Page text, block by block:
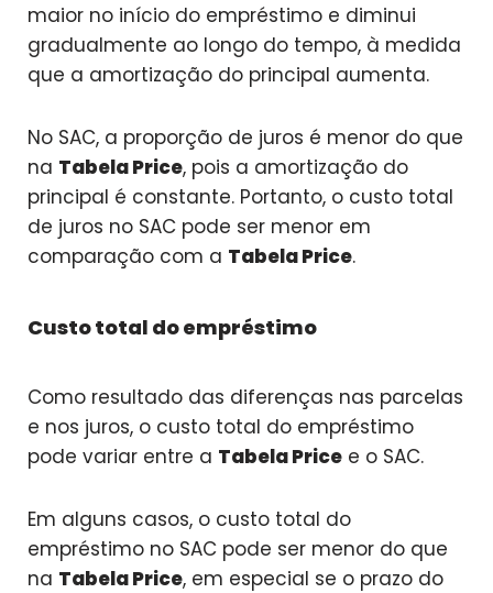
maior no início do empréstimo e diminui
gradualmente ao longo do tempo, à medida
que a amortização do principal aumenta.
No SAC, a proporção de juros é menor do que
na Tabela Price, pois a amortização do
principal é constante. Portanto, o custo total
de juros no SAC pode ser menor em
comparação com a Tabela Price.
Custo total do empréstimo
Como resultado das diferenças nas parcelas
e nos juros, o custo total do empréstimo
pode variar entre a Tabela Price e o SAC.
Em alguns casos, o custo total do
empréstimo no SAC pode ser menor do que
na Tabela Price, em especial se o prazo do